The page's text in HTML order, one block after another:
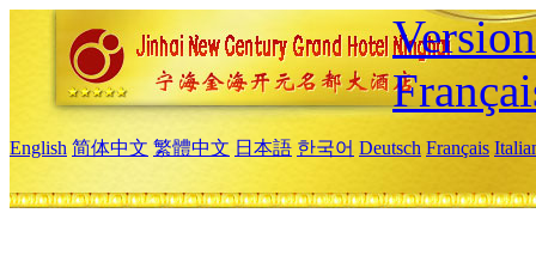
English 简体中文 繁體中文 日本語 한국어 Deutsch Français